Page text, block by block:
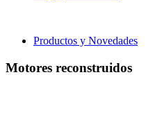
Productos y Novedades
Motores reconstruidos